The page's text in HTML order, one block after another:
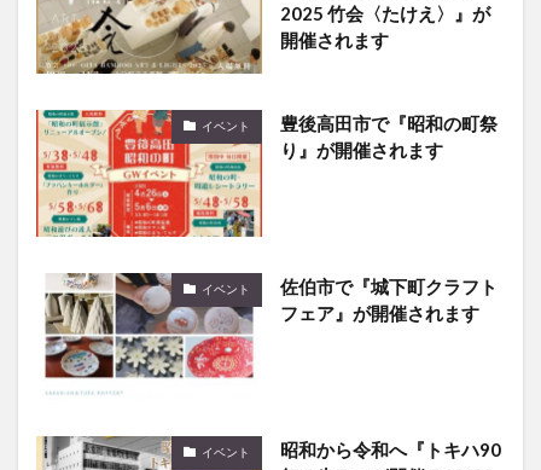
2025 竹会〈たけえ〉』が
開催されます
イベント
豊後高田市で『昭和の町祭
り』が開催されます
イベント
佐伯市で『城下町クラフト
フェア』が開催されます
イベント
昭和から令和へ『トキハ90